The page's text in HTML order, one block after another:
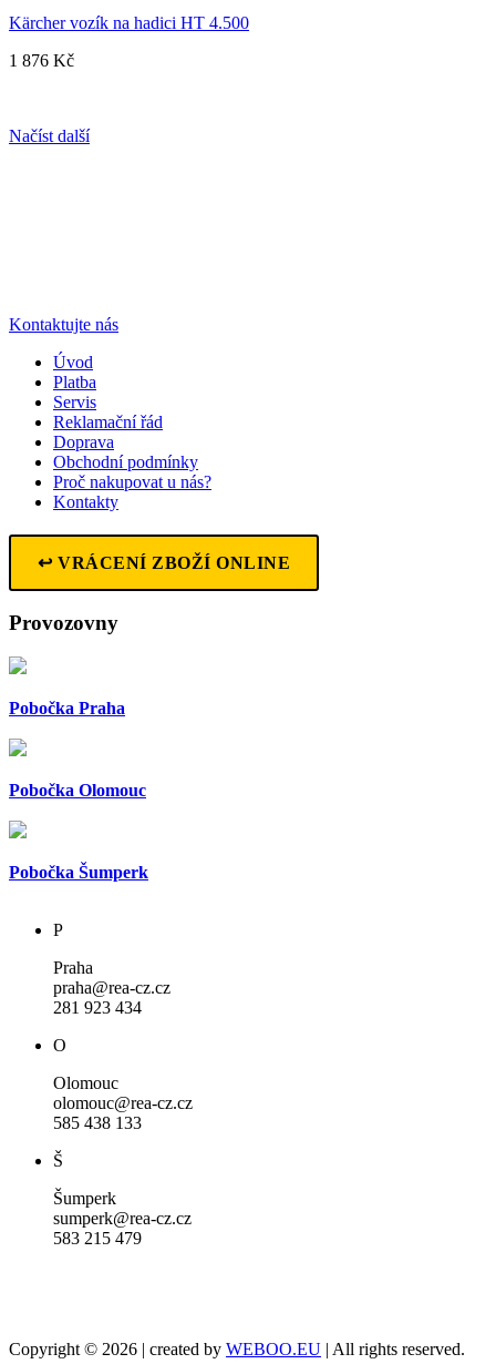
Kärcher vozík na hadici HT 4.500
1 876 Kč
Načíst další
Kontaktujte nás
Úvod
Platba
Servis
Reklamační řád
Doprava
Obchodní podmínky
Proč nakupovat u nás?
Kontakty
↩ VRÁCENÍ ZBOŽÍ ONLINE
Provozovny
Pobočka Praha
Pobočka Olomouc
Pobočka Šumperk
P
Praha
praha@rea-cz.cz
281 923 434
O
Olomouc
olomouc@rea-cz.cz
585 438 133
Š
Šumperk
sumperk@rea-cz.cz
583 215 479
Copyright © 2026 | created by WEBOO.EU | All rights reserved.